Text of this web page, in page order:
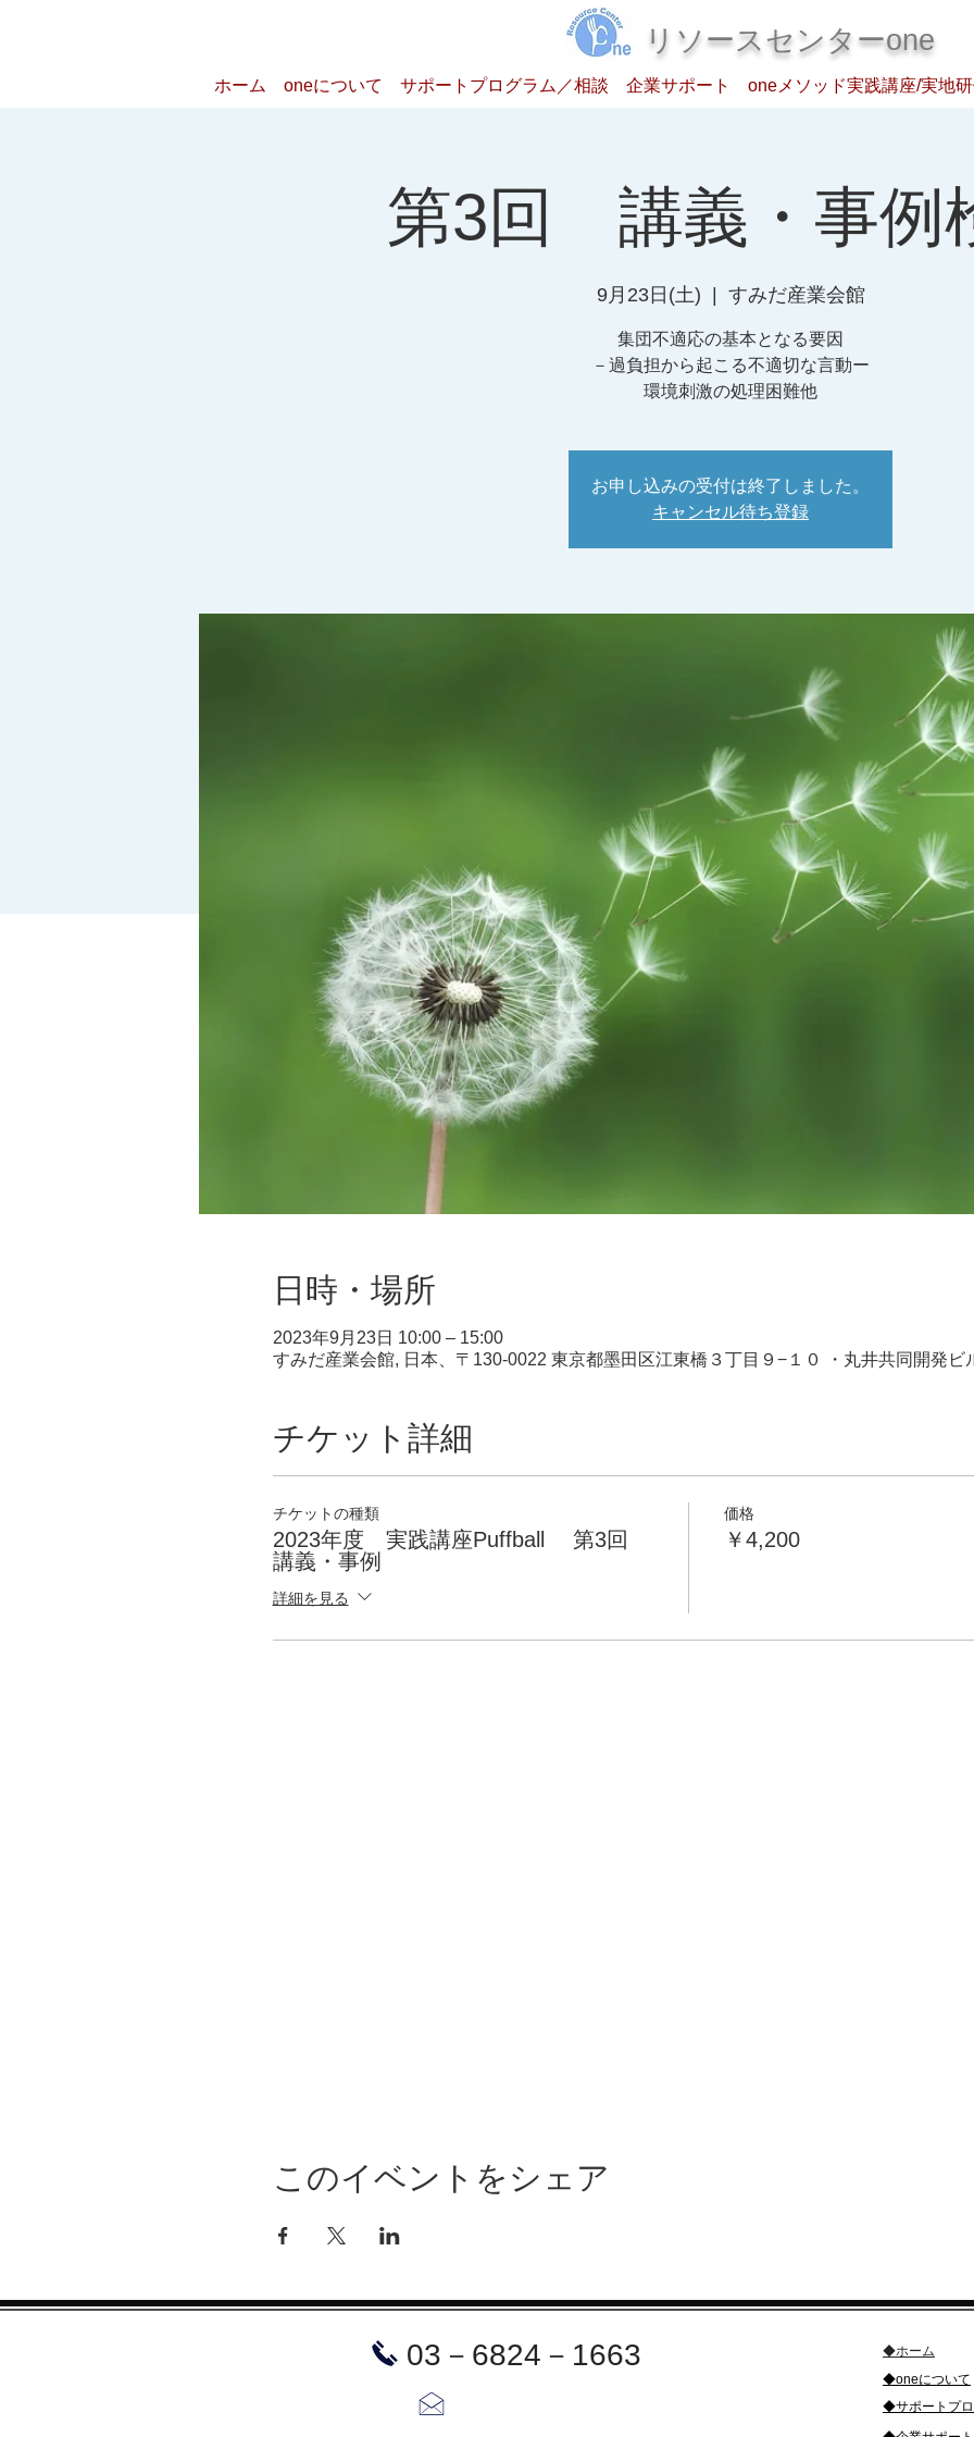
​リソースセンターone
ホーム oneについて サポートプログラム／相談 企業サポート oneメソッド実践講座/実地
第3回 講義・事例
9月23日(土) すみだ産業会館
集団不適応の基本となる要因
－過負担から起こる不適切な言動ー
環境刺激の処理困難他
お申し込みの受付は終了しました。
キャンセル待ち登録
日時・場所
2023年9月23日 10:00 – 15:00
すみだ産業会館, 日本、〒130-0022 東京都墨田区江東橋３丁目９−１０ ・丸井共同開発ビ
チケット詳細
チケットの種類
2023年度 実践講座Puffball 第3回
講義・事例
詳細を見る
価格
￥4,200
このイベントをシェア
​03－6824－1663
◆ホーム​
​◆oneについて
​◆サポートプ